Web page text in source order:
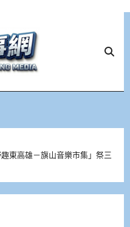
東高雄－旗山音樂市集」祭三